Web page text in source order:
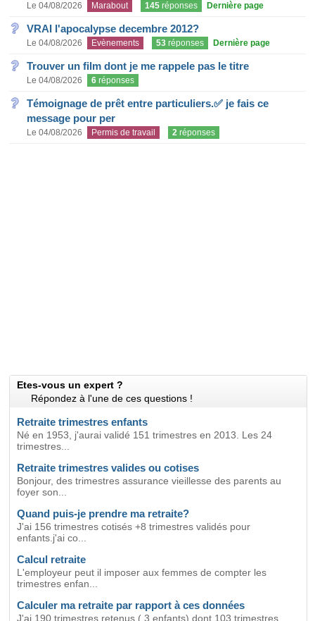
Le 04/08/2026 Marabout 145 réponses Dernière page
VRAI l'apocalypse decembre 2012?
Le 04/08/2026 Evènements 53 réponses Dernière page
Trouver un film dont je me rappele pas le titre
Le 04/08/2026 6 réponses
Témoignage de prêt entre particuliers.✅ je fais ce
message pour per
Le 04/08/2026 Permis de travail 2 réponses
Etes-vous un expert ?
Répondez à l'une de ces questions !
Retraite trimestres enfants
Né en 1953, j'aurai validé 151 trimestres en 2013. Les 24
trimestres...
Retraite trimestres valides ou cotises
Bonjour, des trimestres assurance vieillesse des parents au
foyer son...
Quand puis-je prendre ma retraite?
J'ai 156 trimestres cotisés +8 trimestres validés pour
enfants.j'ai co...
Calcul retraite
L'employeur peut il imposer aux femmes de compter les
trimestres enfan...
Calculer ma retraite par rapport à ces données
J'ai 190 trimestres retenus ( 3 enfants) dont 103 trimestres